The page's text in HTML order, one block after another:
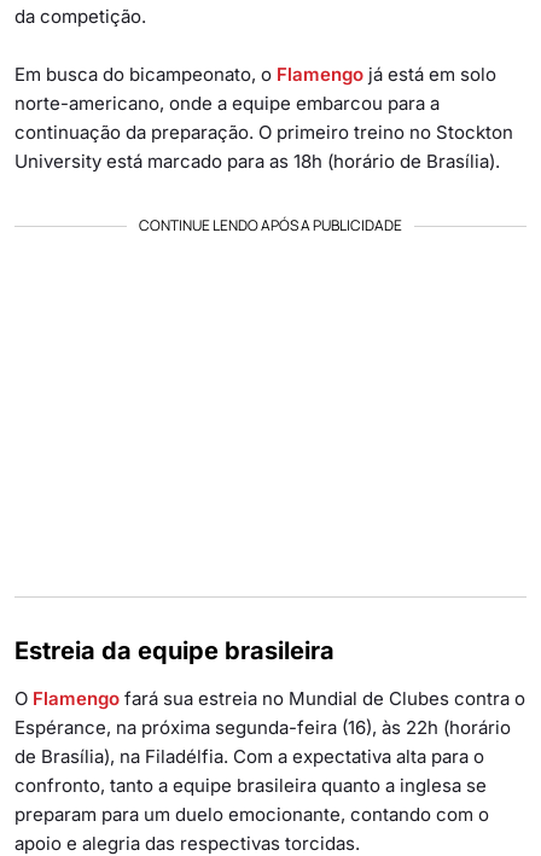
da competição.
Em busca do bicampeonato, o Flamengo já está em solo
norte-americano, onde a equipe embarcou para a
continuação da preparação. O primeiro treino no Stockton
University está marcado para as 18h (horário de Brasília).
CONTINUE LENDO APÓS A PUBLICIDADE
Estreia da equipe brasileira
O Flamengo fará sua estreia no Mundial de Clubes contra o
Espérance, na próxima segunda-feira (16), às 22h (horário
de Brasília), na Filadélfia. Com a expectativa alta para o
confronto, tanto a equipe brasileira quanto a inglesa se
preparam para um duelo emocionante, contando com o
apoio e alegria das respectivas torcidas.